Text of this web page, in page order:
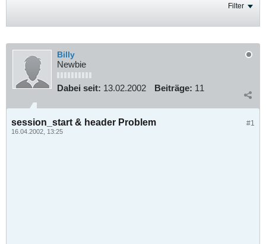
Filter
Billy
Newbie
Dabei seit: 13.02.2002 Beiträge: 11
#1
session_start & header Problem
16.04.2002, 13:25